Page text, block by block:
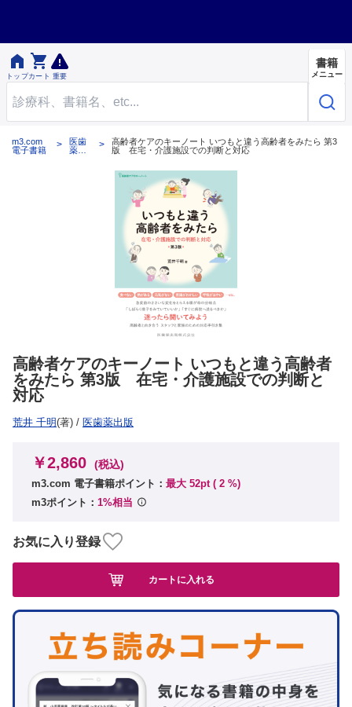

トップ

カート 重要
書籍
メニュー
m3.com
電子書籍
医歯
薬出
高齢者ケアのキーノート いつもと違う高齢者をみたら 第3
版 在宅・介護施設での判断と対応
高齢者ケアのキーノート いつもと違う高齢者
をみたら 第3版 在宅・介護施設での判断と
対応
荒井 千明(著) / 医歯薬出版
￥2,860 (税込)
m3.com 電子書籍ポイント： 最大 52pt ( 2 %)
m3ポイント： 1%相当
お気に入り登録
カートに入れる